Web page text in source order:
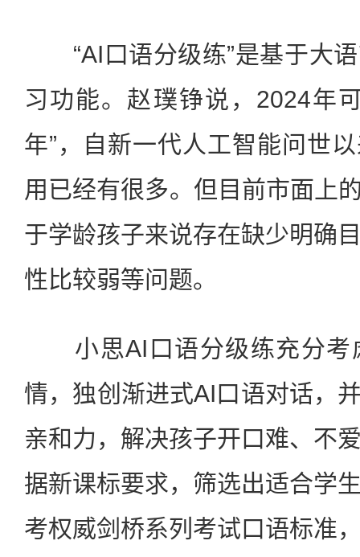
“AI口语分级练”是基于大语
习功能。赵璞铮说，2024年
年”，自新一代人工智能问世
用已经有很多。但目前市面上
于学龄孩子来说存在缺少明确
性比较弱等问题。
小思AI口语分级练充分考
情，独创渐进式AI口语对话，
亲和力，解决孩子开口难、不
据新课标要求，筛选出适合学
考权威剑桥系列考试口语标准